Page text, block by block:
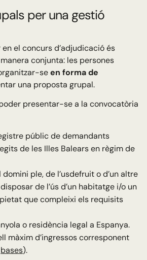
per una gestió
el concurs d’adjudicació és
conjunta: les persones
seen forma de
una proposta grupal.
presentar-se a la convocatòria
públic de demandants
de les Illes Balears en règim de
ple, de l’usdefruit o d’un altre
de l’ús d’un habitatge i/o un
que compleixi els requisits
o residència legal a Espanya.
màxim d’ingressos corresponent
bases).